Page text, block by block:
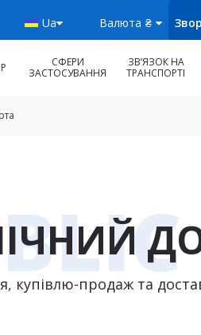
Ua Валюта ₴
СФЕРИ
ЗАСТОСУВАННЯ
ЗВʼЯЗОК НА
ТРАНСПОРТІ
купівлю-продаж та